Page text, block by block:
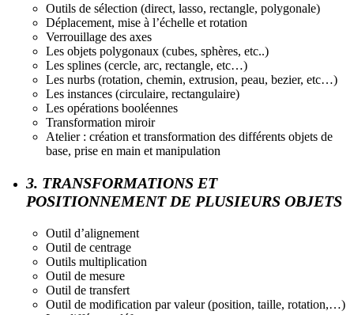
Outils de sélection (direct, lasso, rectangle, polygonale)
Déplacement, mise à l’échelle et rotation
Verrouillage des axes
Les objets polygonaux (cubes, sphères, etc..)
Les splines (cercle, arc, rectangle, etc…)
Les nurbs (rotation, chemin, extrusion, peau, bezier, etc…)
Les instances (circulaire, rectangulaire)
Les opérations booléennes
Transformation miroir
Atelier : création et transformation des différents objets de
base, prise en main et manipulation
3. TRANSFORMATIONS ET
POSITIONNEMENT DE PLUSIEURS OBJETS
Outil d’alignement
Outil de centrage
Outils multiplication
Outil de mesure
Outil de transfert
Outil de modification par valeur (position, taille, rotation,…)